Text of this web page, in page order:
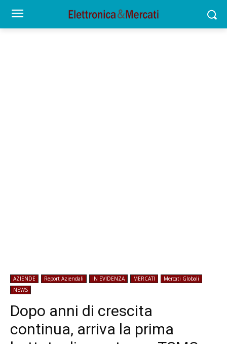
AZIENDE Report Aziendali IN EVIDENZA MERCATI
Mercati Globali
NEWS
Dopo anni di crescita
continua, arriva la prima